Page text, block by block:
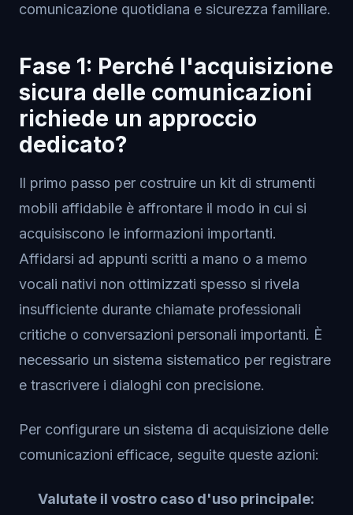
comunicazione quotidiana e sicurezza familiare.
Fase 1: Perché l'acquisizione
sicura delle comunicazioni
richiede un approccio
dedicato?
Il primo passo per costruire un kit di strumenti
mobili affidabile è affrontare il modo in cui si
acquisiscono le informazioni importanti.
Affidarsi ad appunti scritti a mano o a memo
vocali nativi non ottimizzati spesso si rivela
insufficiente durante chiamate professionali
critiche o conversazioni personali importanti. È
necessario un sistema sistematico per registrare
e trascrivere i dialoghi con precisione.
Per configurare un sistema di acquisizione delle
comunicazioni efficace, seguite queste azioni:
Valutate il vostro caso d'uso principale: